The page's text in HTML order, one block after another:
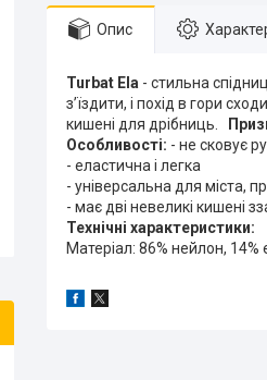
Опис
Turbat Ela - cтильна
з’їздити, і похід в гори
кишені для дрібниць.
Особливості: - не сковує
- еластична і легка
- універсальна для міста,
- має дві невеликі кишені
Технічні характеристики:
Матеріал: 86% нейлон, 14%